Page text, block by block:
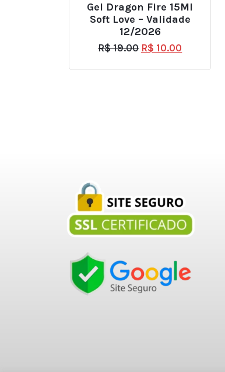
Gel Dragon Fire 15Ml
Soft Love – Validade
12/2026
R$19.00 R$ 10.00